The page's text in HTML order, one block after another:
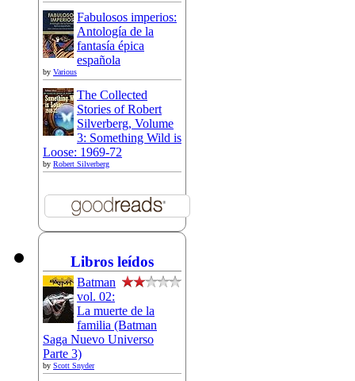
Fabulosos imperios:
Antología de la
fantasía épica
española
by Various
The Collected
Stories of Robert
Silverberg, Volume
3: Something Wild is
Loose: 1969-72
by Robert Silverberg
Libros leídos
Batman
vol. 02:
La muerte de la
familia (Batman
Saga Nuevo Universo
Parte 3)
by Scott Snyder